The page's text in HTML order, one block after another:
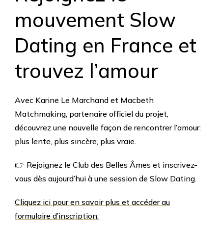
mouvement Slow
Dating en France et
trouvez l’amour
Avec Karine Le Marchand et Macbeth
Matchmaking, partenaire officiel du projet,
découvrez une nouvelle façon de rencontrer l’amour:
plus lente, plus sincère, plus vraie.
👉 Rejoignez le Club des Belles Âmes et inscrivez-
vous dès aujourd’hui à une session de Slow Dating.
Cliquez ici pour en savoir plus et accéder au
formulaire d’inscription.